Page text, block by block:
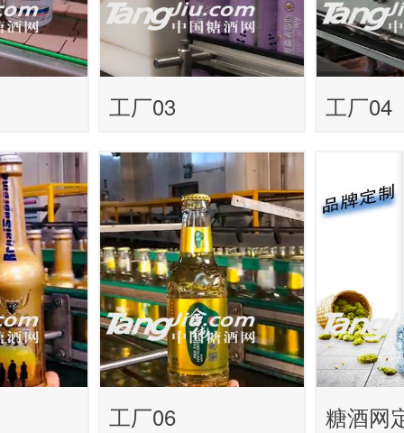
工厂03 工厂04
工厂06 糖酒网